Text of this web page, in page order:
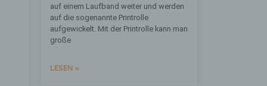
auf einem Laufband weiter und werden
auf die sogenannte Printrolle
aufgewickelt. Mit der Printrolle kann man
große
LESEN »